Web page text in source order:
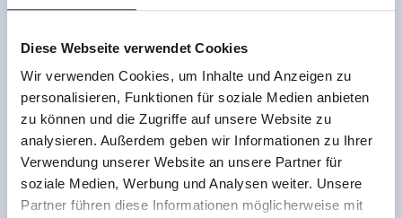
Diese Webseite verwendet Cookies
Wir verwenden Cookies, um Inhalte und Anzeigen zu
personalisieren, Funktionen für soziale Medien anbieten
zu können und die Zugriffe auf unsere Website zu
analysieren. Außerdem geben wir Informationen zu Ihrer
Verwendung unserer Website an unsere Partner für
soziale Medien, Werbung und Analysen weiter. Unsere
Partner führen diese Informationen möglicherweise mit
Jetzt für den newsletter
anmelden!
Anmelden